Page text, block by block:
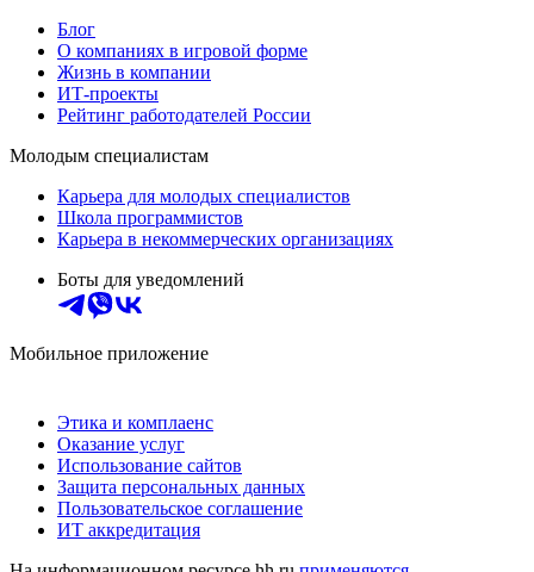
Блог
О компаниях в игровой форме
Жизнь в компании
ИТ-проекты
Рейтинг работодателей России
Молодым специалистам
Карьера для молодых специалистов
Школа программистов
Карьера в некоммерческих организациях
Боты для уведомлений
Мобильное приложение
Этика и комплаенс
Оказание услуг
Использование сайтов
Защита персональных данных
Пользовательское соглашение
ИТ аккредитация